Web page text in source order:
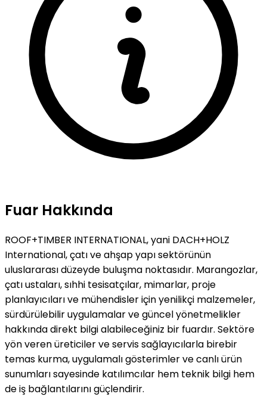
Fuar Hakkında
ROOF+TIMBER INTERNATIONAL, yani DACH+HOLZ
International, çatı ve ahşap yapı sektörünün
uluslararası düzeyde buluşma noktasıdır. Marangozlar,
çatı ustaları, sıhhi tesisatçılar, mimarlar, proje
planlayıcıları ve mühendisler için yenilikçi malzemeler,
sürdürülebilir uygulamalar ve güncel yönetmelikler
hakkında direkt bilgi alabileceğiniz bir fuardır. Sektöre
yön veren üreticiler ve servis sağlayıcılarla birebir
temas kurma, uygulamalı gösterimler ve canlı ürün
sunumları sayesinde katılımcılar hem teknik bilgi hem
de iş bağlantılarını güçlendirir.